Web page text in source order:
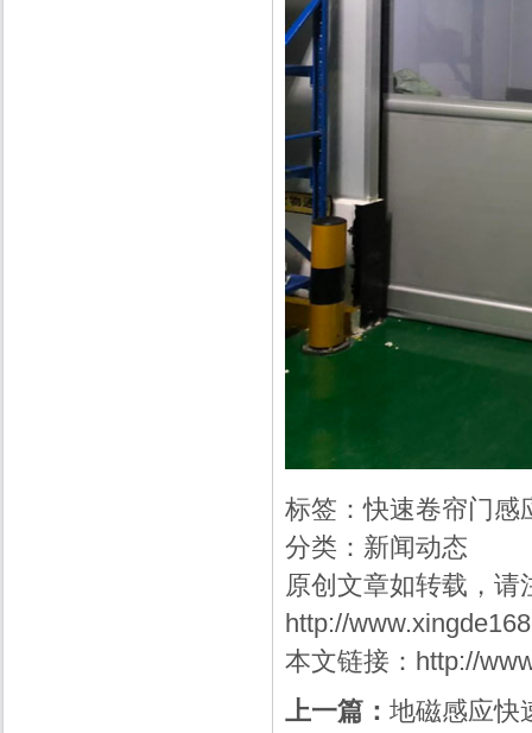
标签：快速卷帘门感
分类： 新闻动态
原创文章如转载，请
http://
本文链接： http://
上一篇： 地磁感应快